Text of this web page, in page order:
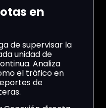
en
de supervisar la
unidad de
Analiza
el tráfico en
de